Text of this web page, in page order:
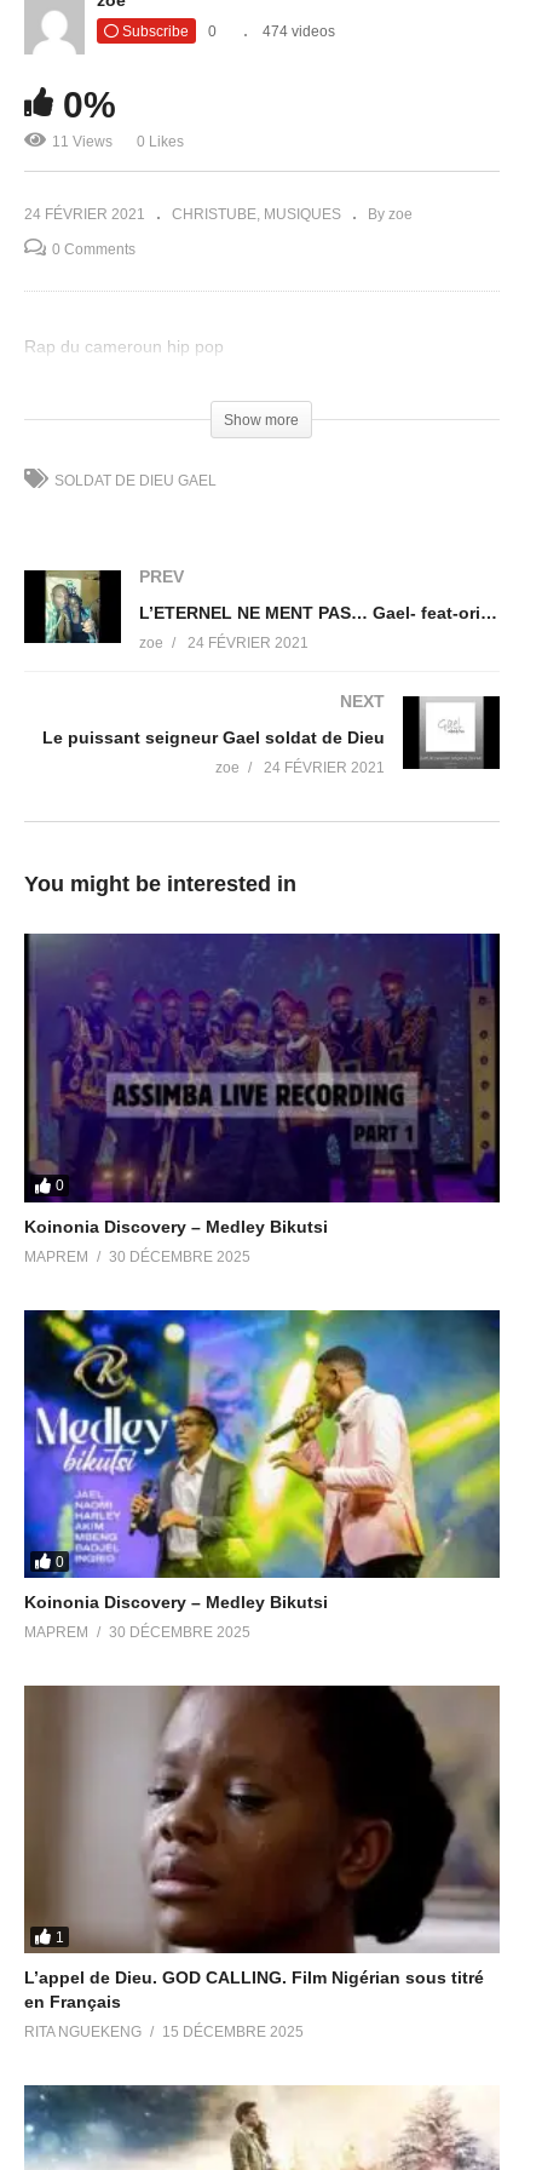
Subscribe 0 474 videos
0%
11 Views 0 Likes
24 FÉVRIER 2021 CHRISTUBE MUSIQUES By zoe
0 Comments
Rap du cameroun hip pop
Show more
SOLDAT DE DIEU GAEL
PREV
L’ETERNEL NE MENT PAS… Gael- feat-oriole
zoe 24 FÉVRIER 2021
NEXT
Le puissant seigneur Gael soldat de Dieu
zoe 24 FÉVRIER 2021
You might be interested in
0
Koinonia Discovery – Medley Bikutsi
MAPREM 30 DÉCEMBRE 2025
0
Koinonia Discovery – Medley Bikutsi
MAPREM 30 DÉCEMBRE 2025
1
L’appel de Dieu. GOD CALLING. Film Nigérian sous titré
en Français
RITA NGUEKENG 15 DÉCEMBRE 2025